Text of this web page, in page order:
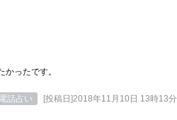
かったです。
電話占い [投稿日]2018年11月10日 13時13分